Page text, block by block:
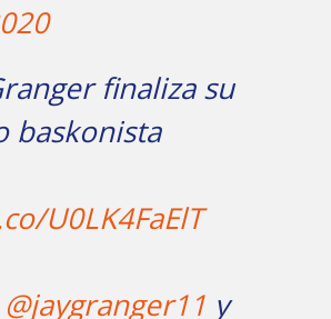
finaliza su
baskonista
U0LK4FaElT
@jaygranger11 y